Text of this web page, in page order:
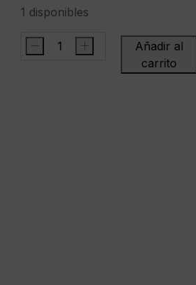
1 disponibles
CAPSLABGorra"LOO
- +
Añadir al
carrito